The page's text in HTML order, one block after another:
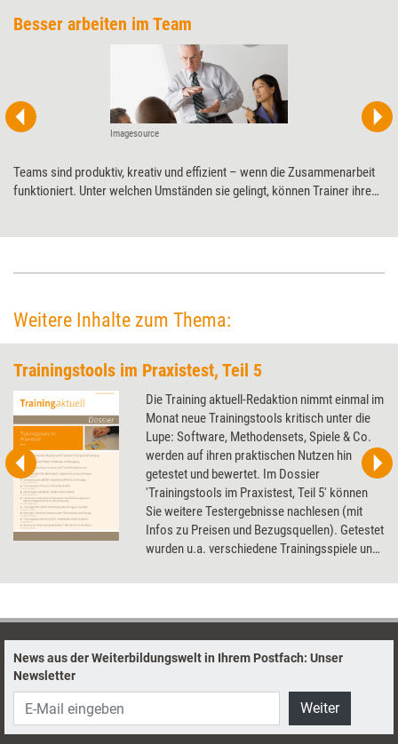
Besser arbeiten im Team
Imagesource
Teams sind produktiv, kreativ und effizient – wenn die Zusammenarbeit
funktioniert. Unter welchen Umständen sie gelingt, können Trainer ihren
Weitere Inhalte zum Thema:
Trainingstools im Praxistest, Teil 5
Die Training aktuell-Redaktion nimmt einmal im
Monat neue Trainingstools kritisch unter die
Lupe: Software, Methodensets, Spiele & Co.
werden auf ihren praktischen Nutzen hin
getestet und bewertet. Im Dossier
'Trainingstools im Praxistest, Teil 5' können
Sie weitere Testergebnisse nachlesen (mit
Infos zu Preisen und Bezugsquellen). Getestet
wurden u.a. verschiedene Trainingsspiele und
Präsentationstool.
News aus der Weiterbildungswelt in Ihrem Postfach: Unser
Newsletter
Weiter